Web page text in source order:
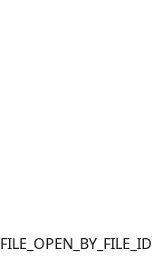
FILE_OPEN_BY_FILE_ID